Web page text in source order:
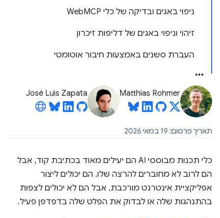
ניפוי באגים ובדיקה של כלי WebMCP
זיהוי וניפוי באגים של דליפות זיכרון
העברת סשנים באמצעות חיבור אוטומטי
Matthias Rohmer
José Luis Zapata
תאריך פרסום: 19 במאי 2026
כלי תכנות מבוססי AI הם יעילים מאוד בכתיבת קוד, אבל
הם לרוב לא מחוברים להרצה שלו. הם יכולים ליצור
אפליקציית אינטרנט מורכבת, אבל הם לא יכולים לצפות
בהתנהגות שלה או לבדוק את הפלט שלה בדפדפן פעיל.